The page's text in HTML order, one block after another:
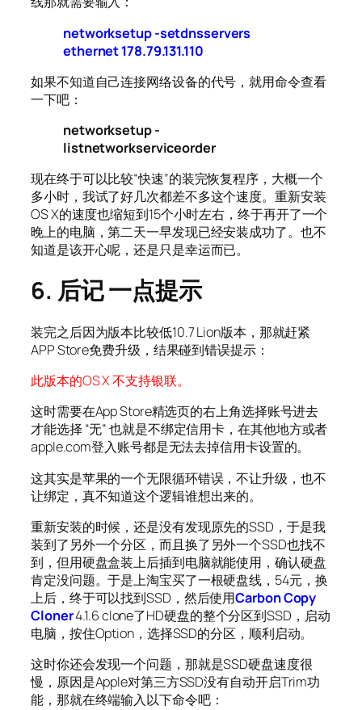
networksetup -setdnsservers
ethernet 178.79.131.110
如果不知道自己连接网络设备的代号，就用命令查看
一下吧：
networksetup -
listnetworkserviceorder
现在终于可以比较“快速”的装完恢复程序，大概一个
多小时，我试了好几次都差不多这个速度。重新安装
OS X的速度也缩短到15个小时左右，终于再开了一个
晚上的电脑，第二天一早发现已经安装成功了。也不
知道是该开心呢，还是只是幸运而已。
6. 后记 一点提示
装完之后因为版本比较低10.7 Lion版本，那就赶紧
APP Store免费升级，结果碰到错误提示：
此版本的OS X 不支持银联。
这时需要在App Store精选页的右上角选择账号进去
才能选择 “无” 也就是不绑定信用卡，在其他地方或者
apple.com登入账号都是无法去掉信用卡设置的。
这其实是苹果的一个无限循环错误，不让升级，也不
让绑定，真不知道这个逻辑谁想出来的。
重新安装的时候，还是没有发现原先的SSD，于是我
装到了另外一个分区，而且换了另外一个SSD也找不
到，但用硬盘盒装上后插到电脑就能使用，确认硬盘
肯定没问题。于是上淘宝买了一根硬盘线，54元，换
上后，终于可以找到SSD，然后使用Carbon Copy
Cloner4.1.6 clone了HD硬盘的整个分区到SSD，启动
电脑，按住Option，选择SSD的分区，顺利启动。
这时你还会发现一个问题，那就是SSD硬盘速度很
慢，原因是Apple对第三方SSD没有自动开启Trim功
能，那就在终端输入以下命令吧：